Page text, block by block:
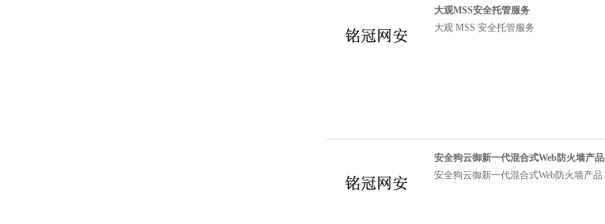
大观MSS安全托管服务
大观 MSS 安全托管服务
安全狗云御新一代混合式Web防火墙产品
安全狗云御新一代混合式Web防火墙产品